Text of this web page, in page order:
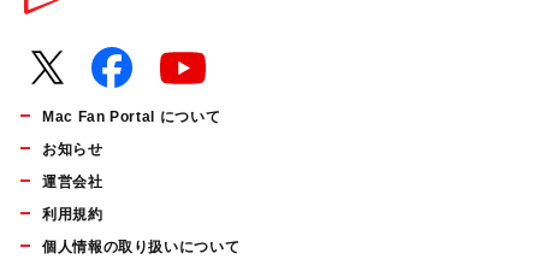
Mac Fan Portal について
お知らせ
運営会社
利用規約
個人情報の取り扱いについて